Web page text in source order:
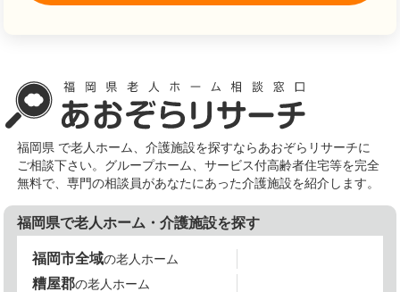
福岡県 で老人ホーム、介護施設を探すならあおぞらリサーチに
ご相談下さい。グループホーム、サービス付高齢者住宅等を完全
無料で、専門の相談員があなたにあった介護施設を紹介します。
福岡県で老人ホーム・介護施設を探す
福岡市全域の老人ホーム
糟屋郡の老人ホーム